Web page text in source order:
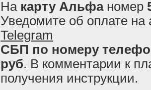
На карту Альфаномер
Уведомите об оплате на
Telegram
СБП по номеру
руб. В комментарии к
получения инструкции.